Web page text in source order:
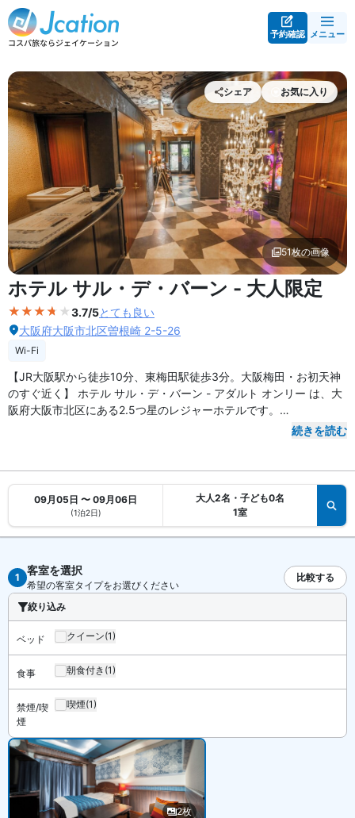
予約確認 メニュー
外観の写真を拡大表示
シェア お気に入り
51枚の画像
ホテル サル・デ・バーン - 大人限定
3.7/5とても良い
大阪府大阪市北区曽根崎 2-5-26
Wi-Fi
【JR大阪駅から徒歩10分、東梅田駅徒歩3分。大阪梅田・お初天神
のすぐ近く】 ホテル サル・デ・バーン - アダルト オンリー は、大
阪府大阪市北区にある2.5つ星のレジャーホテルです。
改札口から徒歩3分です。JR「大阪駅」から徒歩約10分で到着しま
曽根埼お初天神通りのお初天神はホテルから徒歩約2分。新御堂筋す
の好立地です。
【お食事、レストラン】
【館内施設・サービス】
客室数は全 21 室。インターネットは無料 WiFiが利用可能です。全
室大画面TVとVODを完備。
ホテル サル・デ・バーン はレジャーホテルです。18歳以上のお客
様のみご利用いただけます。
続きを読む
09月05日 〜 09月06日
(1泊2日)
大人2名・子ども0名
1室
1
客室を選択
希望の客室タイプをお選びください
比較する
絞り込み
ベッド クイーン(1)
食事 朝食付き (1)
禁煙/喫
煙
喫煙(1)
2枚